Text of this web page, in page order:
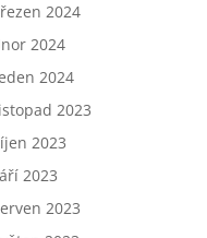
2024
2024
2024
2023
2023
2023
2023